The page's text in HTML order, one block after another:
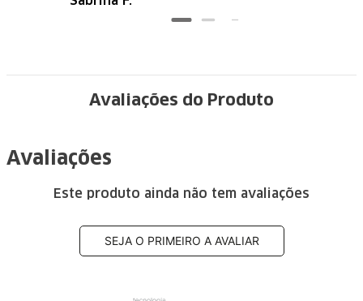
Avaliações do Produto
Avaliações
Este produto ainda não tem avaliações
SEJA O PRIMEIRO A AVALIAR